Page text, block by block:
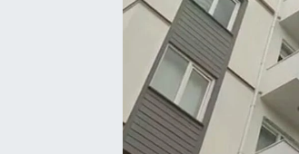
Tarih - Kültür - Sanat - Turizm